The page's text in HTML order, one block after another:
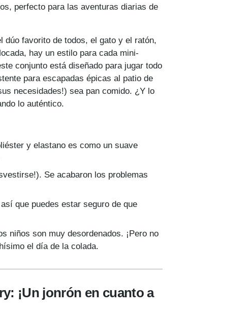
perfecto para las aventuras diarias de
dúo favorito de todos, el gato y el ratón,
hay un estilo para cada mini-
conjunto está diseñado para jugar todo
para escapadas épicas al patio de
necesidades!) sea pan comido. ¿Y lo
lo auténtico.
y elastano es como un suave
Se acabaron los problemas
que puedes estar seguro de que
niños son muy desordenados. ¡Pero no
el día de la colada.
¡Un jonrón en cuanto a